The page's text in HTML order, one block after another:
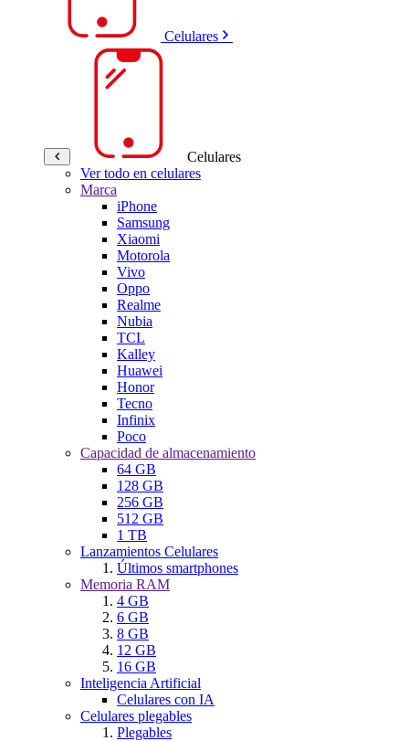
Celulares
Celulares
Ver todo en celulares
Marca
iPhone
Samsung
Xiaomi
Motorola
Vivo
Oppo
Realme
Nubia
TCL
Kalley
Huawei
Honor
Tecno
Infinix
Poco
Capacidad de almacenamiento
64 GB
128 GB
256 GB
512 GB
1 TB
Lanzamientos Celulares
Últimos smartphones
Memoria RAM
4 GB
6 GB
8 GB
12 GB
16 GB
Inteligencia Artificial
Celulares con IA
Celulares plegables
Plegables